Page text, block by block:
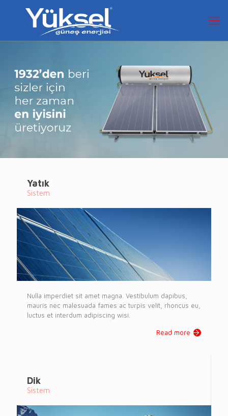
Yatık
Sistem
Nulla imperdiet sit amet magna. Vestibulum dapibus,
mauris nec malesuada fames ac turpis velit, rhoncus eu,
luctus et interdum adipiscing wisi.
Read more
Dik
Sistem